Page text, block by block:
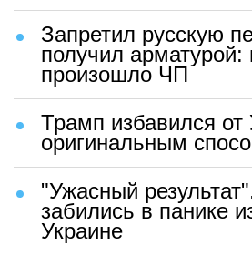
Запретил русскую
получил
произошло ЧП
Трамп избавился от
оригинальным
"Ужасный
забились в панике
Украине